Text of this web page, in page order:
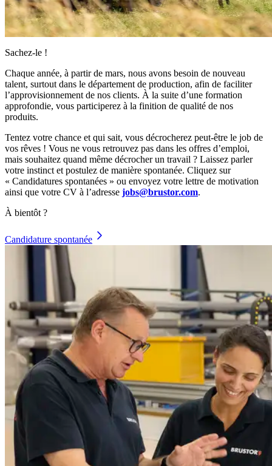
Sachez-le !
Chaque année, à partir de mars, nous avons besoin de nouveau
talent, surtout dans le département de production, afin de faciliter
l’approvisionnement de nos clients. À la suite d’une formation
approfondie, vous participerez à la finition de qualité de nos
produits.
Tentez votre chance et qui sait, vous décrocherez peut-être le job de
vos rêves ! Vous ne vous retrouvez pas dans les offres d’emploi,
mais souhaitez quand même décrocher un travail ? Laissez parler
votre instinct et postulez de manière spontanée. Cliquez sur
« Candidatures spontanées » ou envoyez votre lettre de motivation
ainsi que votre CV à l’adresse jobs@brustor.com.
À bientôt ?
Candidature spontanée